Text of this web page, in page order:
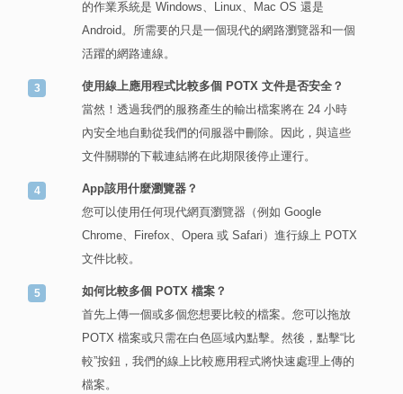
的作業系統是 Windows、Linux、Mac OS 還是
Android。所需要的只是一個現代的網路瀏覽器和一個
活躍的網路連線。
使用線上應用程式比較多個 POTX 文件是否安全？
當然！透過我們的服務產生的輸出檔案將在 24 小時
內安全地自動從我們的伺服器中刪除。因此，與這些
文件關聯的下載連結將在此期限後停止運行。
App該用什麼瀏覽器？
您可以使用任何現代網頁瀏覽器（例如 Google
Chrome、Firefox、Opera 或 Safari）進行線上 POTX
文件比較。
如何比較多個 POTX 檔案？
首先上傳一個或多個您想要比較的檔案。您可以拖放
POTX 檔案或只需在白色區域內點擊。然後，點擊“比
較”按鈕，我們的線上比較應用程式將快速處理上傳的
檔案。